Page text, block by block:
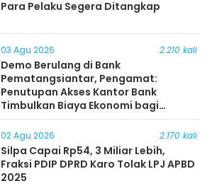
Para Pelaku Segera Ditangkap
03 Agu 2026 2.210 kali
Demo Berulang di Bank
Pematangsiantar, Pengamat:
Penutupan Akses Kantor Bank
Timbulkan Biaya Ekonomi bagi
Masyarakat
02 Agu 2026 2.170 kali
Silpa Capai Rp54, 3 Miliar Lebih,
Fraksi PDIP DPRD Karo Tolak LPJ APBD
2025